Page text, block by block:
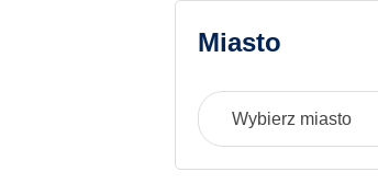
Miasto
Wybierz miasto